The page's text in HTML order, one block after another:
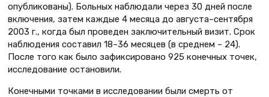
опубликованы). Больных наблюдали через 30 дней после
включения, затем каждые 4 месяца до августа–сентября
2003 г., когда был проведен заключительный визит. Срок
наблюдения составил 18–36 месяцев (в среднем – 24).
После того как было зафиксировано 925 конечных точек,
исследование остановили.
Конечными точками в исследовании были смерть от